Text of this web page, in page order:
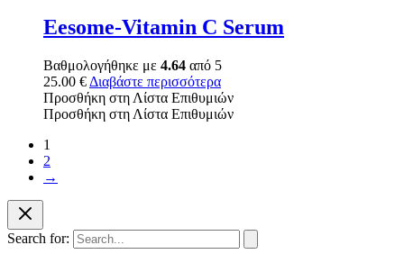
Eesome-Vitamin C Serum
Βαθμολογήθηκε με 4.64 από 5
25.00 € Διαβάστε περισσότερα
Προσθήκη στη Λίστα Επιθυμιών
Προσθήκη στη Λίστα Επιθυμιών
1
2
→
Search for: